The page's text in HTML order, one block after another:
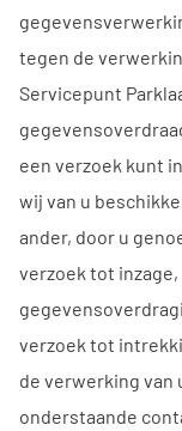
tegen de
Servicepunt
een verzoek kunt
wij van u
ander, door u
verzoek tot
verzoek tot
de verwerking van
onderstaande